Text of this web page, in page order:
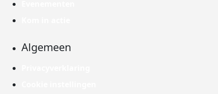
Algemeen